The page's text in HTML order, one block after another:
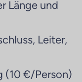
Länge und
Leiter,
(10 €/Person)